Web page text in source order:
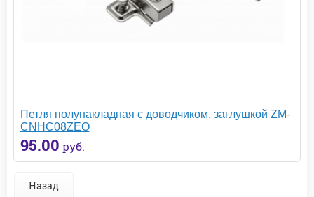
Петля полунакладная с доводчиком, заглушкой ZM-
CNHC08ZEO
95.00 руб.
Назад